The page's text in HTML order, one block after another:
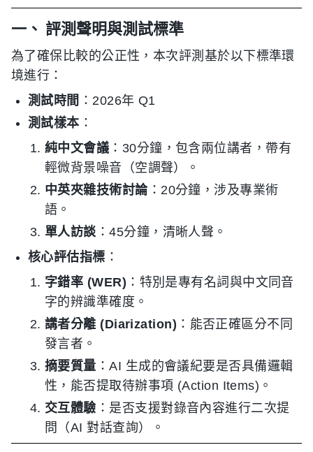
一、 評測聲明與測試標準
為了確保比較的公正性，本次評測基於以下標準環
境進行：
測試時間 ：2026年 Q1
測試樣本 ：
純中文會議 ：30分鐘，包含兩位講者，帶有
輕微背景噪音（空調聲）。
中英夾雜技術討論：20分鐘，涉及專業術
語。
單人訪談：45分鐘，清晰人聲。
核心評估指標 ：
字錯率 (WER) ：特別是專有名詞與中文同音
字的辨識準確度。
講者分離 (Diarization) ：能否正確區分不同
發言者。
摘要質量 ：AI 生成的會議紀要是否具備邏輯
性，能否提取待辦事項 (Action Items)。
交互體驗 ：是否支援對錄音內容進行二次提
問（AI 對話查詢）。